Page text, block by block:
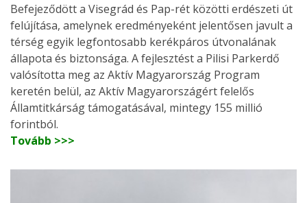
Befejeződött a Visegrád és Pap-rét közötti erdészeti út
felújítása, amelynek eredményeként jelentősen javult a
térség egyik legfontosabb kerékpáros útvonalának
állapota és biztonsága. A fejlesztést a Pilisi Parkerdő
valósította meg az Aktív Magyarország Program
keretén belül, az Aktív Magyarországért felelős
Államtitkárság támogatásával, mintegy 155 millió
forintból.
Tovább >>>